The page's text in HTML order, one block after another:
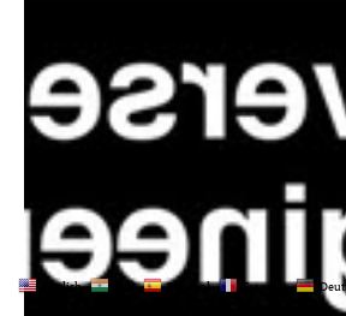
English हिन्दी Español Français